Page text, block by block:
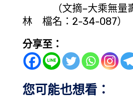
（文摘–大乘無量壽
林 檔名：2-34-087）
分享至：
您可能也想看：